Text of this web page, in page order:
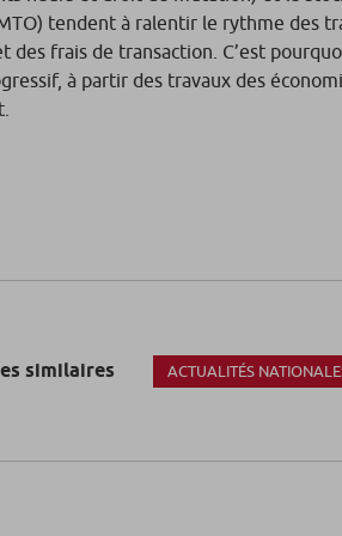
tendent à ralentir le rythme des
des frais de transaction. C’est
à partir des travaux des
similaires ACTUALITÉS